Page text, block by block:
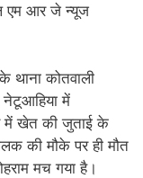
एम आर जे न्यूज
कोतवाली
नेटूआहिया में
में खेत की जुताई के
की मौके पर ही मौत
मच गया है।